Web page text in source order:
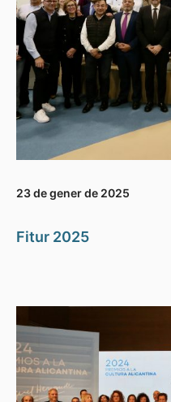
23 de gener de 2025
Fitur 2025